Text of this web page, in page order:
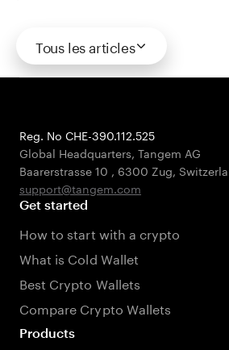
Tous les articles
Reg. No CHE-390.112.525
Global Headquarters, Tangem AG
Baarerstrasse 10 , 6300 Zug,
support@tangem.com
Get started
How to start with a crypto
What is Cold Wallet
Best Crypto Wallets
Compare Crypto Wallets
Products